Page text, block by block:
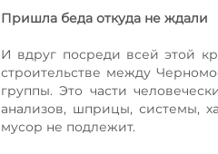
Пришла беда откуда не ждали
И вдруг посреди всей этой
строительстве между
группы. Это части
анализов, шприцы, системы,
мусор не подлежит.